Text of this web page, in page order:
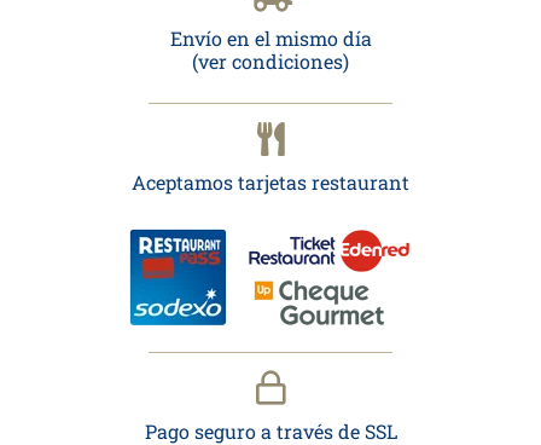
Envío en el mismo día
(ver condiciones)
Aceptamos tarjetas restaurant
Pago seguro a través de SSL